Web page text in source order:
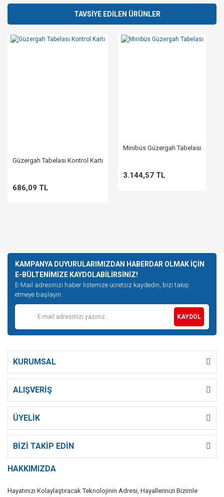
TAVSİYE EDİLEN ÜRÜNLER
Güzergah Tabelası Kontrol Kartı
686,09 TL
Minibüs Güzergah Tabelası
3.144,57 TL
KAMPANYA DUYURULARIMIZDAN HABERDAR OLMAK İÇİN
E-BÜLTENİMİZE KAYDOLABİLİRSİNİZ!
E-Mail adresinizi haber listemize ücretsiz kaydedin, bizi takip
etmeye başlayın.
KAYDOL
KURUMSAL
ALIŞVERİŞ
ÜYELİK
BİZİ TAKİP EDİN
HAKKIMIZDA
Hayatınızı Kolaylaştıracak Teknolojinin Adresi, Hayallerinizi Bizimle